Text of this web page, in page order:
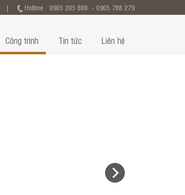
| Hotline 0905 205 888 - 0905 788 279
Công trình Tin tức Liên hệ